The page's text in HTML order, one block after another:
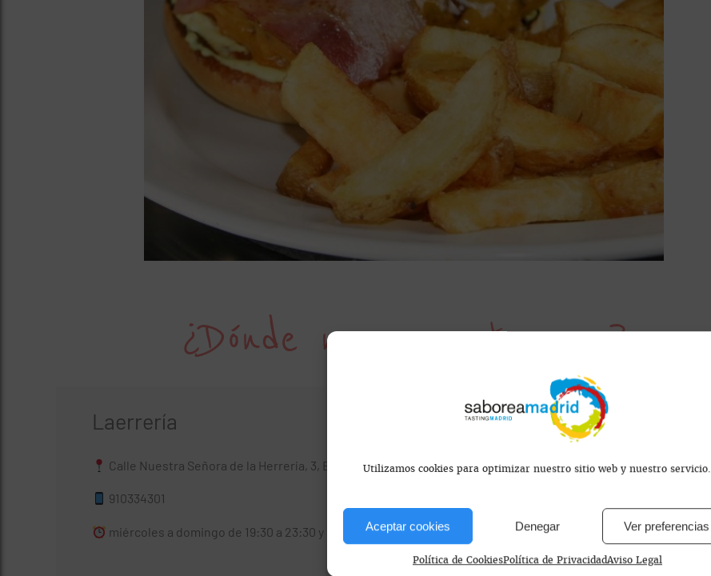
Utilizamos cookies para optimizar nuestro sitio web y nuestro servicio.
Aceptar cookies Denegar Ver preferencias
Política de CookiesPolítica de PrivacidadAviso Legal
¿Dónde nos encontramos?
Laerrería
Calle Nuestra Señora de la Herrería, 3, El Escorial, España
910334301
miércoles a domingo de 19:30 a 23:30 y sábados y domingos de 13:30 a 16:00